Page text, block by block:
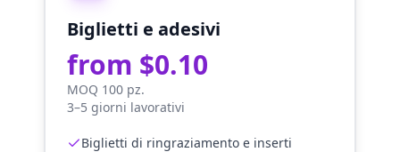
Biglietti e adesivi
from $0.10
MOQ 100 pz.
3–5 giorni lavorativi
Biglietti di ringraziamento e inserti